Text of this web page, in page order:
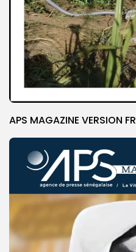
APS MAGAZINE VERSION FR